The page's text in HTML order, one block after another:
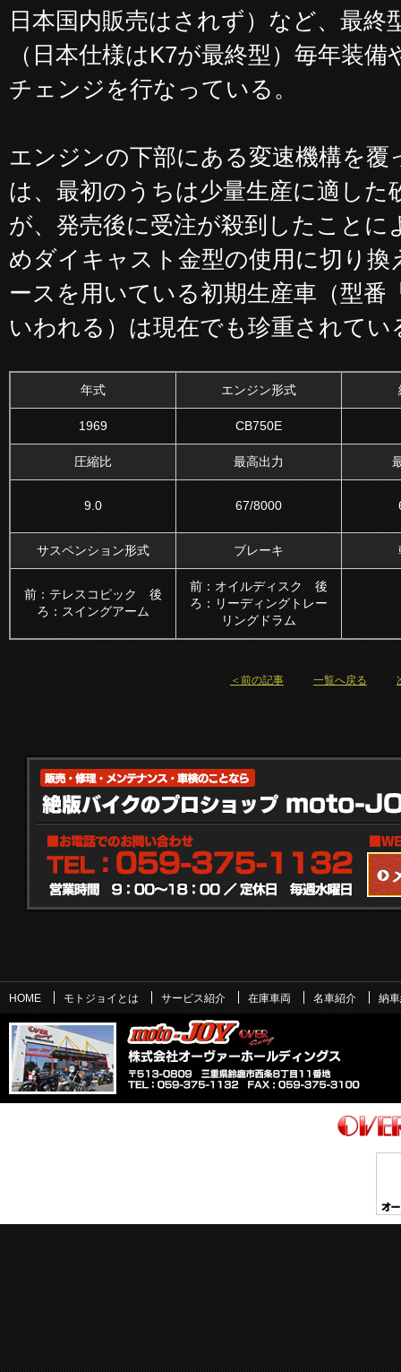
日本国内販売はされず）など、最終
（日本仕様はK7が最終型）毎年装
チェンジを行なっている。
エンジンの下部にある変速機構を
は、最初のうちは少量生産に適した
が、発売後に受注が殺到したことに
めダイキャスト金型の使用に切り換
ースを用いている初期生産車（型番
いわれる）は現在でも珍重されてい
年式 エンジン形式
1969 CB750E
圧縮比 最高出力
9.0 67/8000
サスペンション形式 ブレーキ
前：テレスコピック 後
ろ：スイングアーム
前：オイルディスク 後
ろ：リーディングトレー
リングドラム
＜前の記事 一覧へ戻る
HOME モトジョイとは サービス紹介 在庫車両 名車紹介 納